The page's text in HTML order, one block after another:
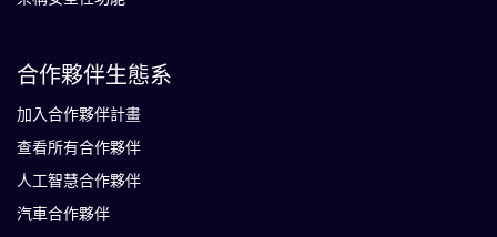
合作夥伴生態系
加入合作夥伴計畫
查看所有合作夥伴
人工智慧合作夥伴
汽車合作夥伴